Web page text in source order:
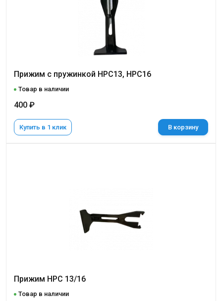
Прижим с пружинкой НРС13, НРС16
Товар в наличии
400 ₽
Купить в 1 клик В корзину
Прижим НРС 13/16
Товар в наличии